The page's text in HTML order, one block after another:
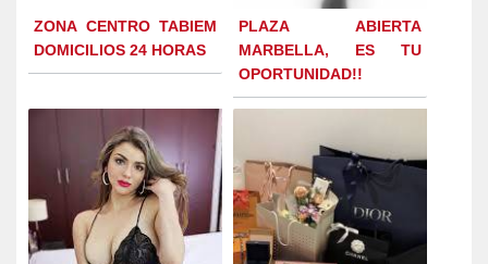
ZONA CENTRO TABIEM
DOMICILIOS 24 HORAS
PLAZA ABIERTA
MARBELLA, ES TU
OPORTUNIDAD!!